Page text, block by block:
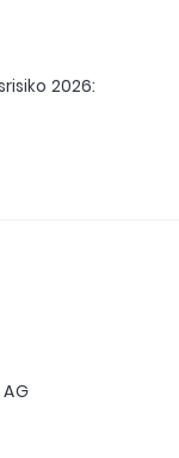
2026: